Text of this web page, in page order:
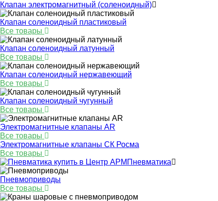
Клапан электромагнитный (соленоидный)
Клапан соленоидный пластиковый
Все товары
Клапан соленоидный латунный
Все товары
Клапан соленоидный нержавеющий
Все товары
Клапан соленоидный чугунный
Все товары
Электромагнитные клапаны AR
Все товары
Электромагнитные клапаны СК Росма
Все товары
Пневматика
Пневмоприводы
Все товары